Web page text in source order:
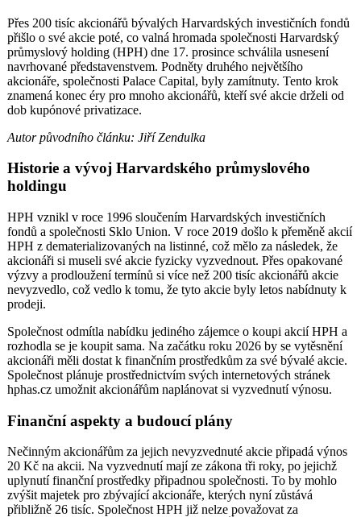
Přes 200 tisíc akcionářů bývalých Harvardských investičních fondů
přišlo o své akcie poté, co valná hromada společnosti Harvardský
průmyslový holding (HPH) dne 17. prosince schválila usnesení
navrhované představenstvem. Podněty druhého největšího
akcionáře, společnosti Palace Capital, byly zamítnuty. Tento krok
znamená konec éry pro mnoho akcionářů, kteří své akcie drželi od
dob kupónové privatizace.
Autor původního článku: Jiří Zendulka
Historie a vývoj Harvardského průmyslového
holdingu
HPH vznikl v roce 1996 sloučením Harvardských investičních
fondů a společnosti Sklo Union. V roce 2019 došlo k přeměně akcií
HPH z dematerializovaných na listinné, což mělo za následek, že
akcionáři si museli své akcie fyzicky vyzvednout. Přes opakované
výzvy a prodloužení termínů si více než 200 tisíc akcionářů akcie
nevyzvedlo, což vedlo k tomu, že tyto akcie byly letos nabídnuty k
prodeji.
Společnost odmítla nabídku jediného zájemce o koupi akcií HPH a
rozhodla se je koupit sama. Na začátku roku 2026 by se vytěsnění
akcionáři měli dostat k finančním prostředkům za své bývalé akcie.
Společnost plánuje prostřednictvím svých internetových stránek
hphas.cz umožnit akcionářům naplánovat si vyzvednutí výnosu.
Finanční aspekty a budoucí plány
Nečinným akcionářům za jejich nevyzvednuté akcie připadá výnos
20 Kč na akcii. Na vyzvednutí mají ze zákona tři roky, po jejichž
uplynutí finanční prostředky připadnou společnosti. To by mohlo
zvýšit majetek pro zbývající akcionáře, kterých nyní zůstává
přibližně 26 tisíc. Společnost HPH již nelze považovat za